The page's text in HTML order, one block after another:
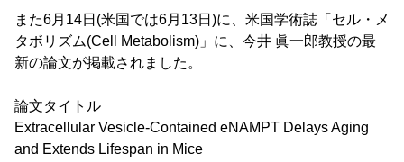
また6月14日(米国では6月13日)に、米国学術誌「セル・メ
タボリズム(Cell Metabolism)」に、今井 眞一郎教授の最
新の論文が掲載されました。
論文タイトル
Extracellular Vesicle-Contained eNAMPT Delays Aging
and Extends Lifespan in Mice